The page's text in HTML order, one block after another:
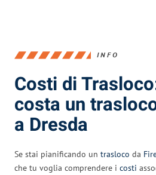
INFO
Costi di
costa un
a Dresda
Se stai pianificando un trasloco da
che tu voglia comprendere i costi